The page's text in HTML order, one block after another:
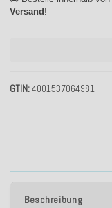
GTIN 4001537064981
Versand !
Beschreibung